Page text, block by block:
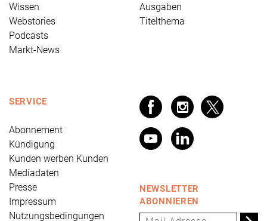
Wissen
Webstories
Podcasts
Markt-News
Ausgaben
Titelthema
SERVICE
Abonnement
Kündigung
Kunden werben Kunden
Mediadaten
Presse
Impressum
Nutzungsbedingungen
NEWSLETTER
ABONNIEREN